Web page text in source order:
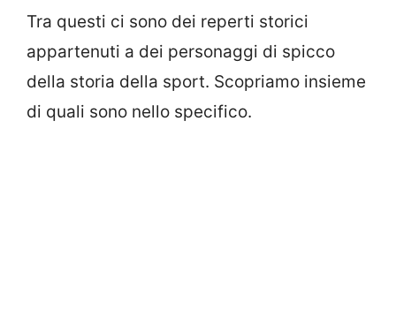
Tra questi ci sono dei reperti storici
appartenuti a dei personaggi di spicco
della storia della sport. Scopriamo insieme
di quali sono nello specifico.